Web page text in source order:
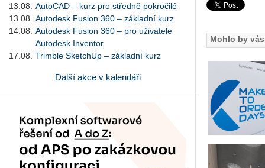
13.08.
AutoCAD – kurz pro středně pokročilé
13.08.
Autodesk Fusion 360 – základní kurz
14.08.
Autodesk Fusion 360 – pro uživatele
Autodesk Inventor
17.08.
Trimble SketchUp – základní kurz
Další akce v kalendáři
Mohlo by